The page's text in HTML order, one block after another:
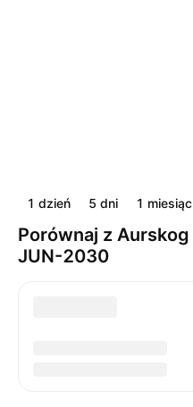
1 dzień 5 dni 1 miesiąc
Porównaj z
JUN-2030